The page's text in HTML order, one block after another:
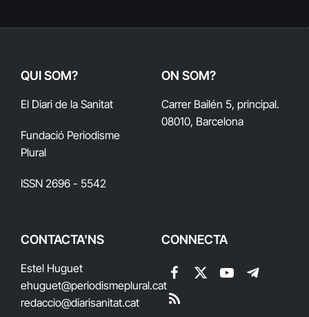
QUI SOM?
El Diari de la Sanitat
Fundació Periodisme
Plural
ISSN 2696 - 5542
ON SOM?
Carrer Bailén 5, principal.
08010, Barcelona
CONTACTA'NS
Estel Huguet
ehuguet@periodismeplural.cat
redaccio@diarisanitat.cat
CONNECTA
Facebook
X
YouTubeTelegram
RSS